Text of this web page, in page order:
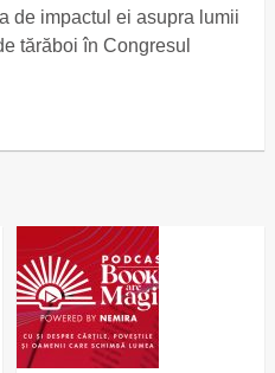
de impactul ei asupra lumii
tărăboi în Congresul